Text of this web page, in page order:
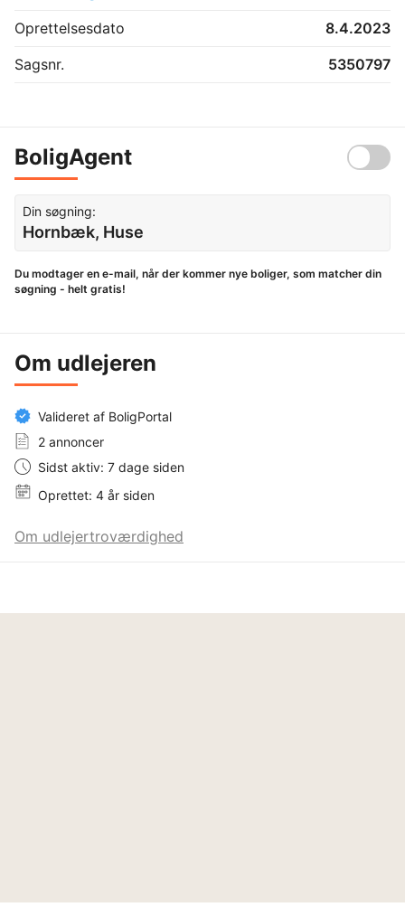
Oprettelsesdato
8.4.2023
Sagsnr.
5350797
BoligAgent
Din søgning:
Hornbæk, Huse
Du modtager en e-mail, når der kommer nye boliger, som matcher din
søgning - helt gratis!
Om udlejeren
Valideret af BoligPortal
2 annoncer
Sidst aktiv: 7 dage siden
Oprettet: 4 år siden
Om udlejertroværdighed